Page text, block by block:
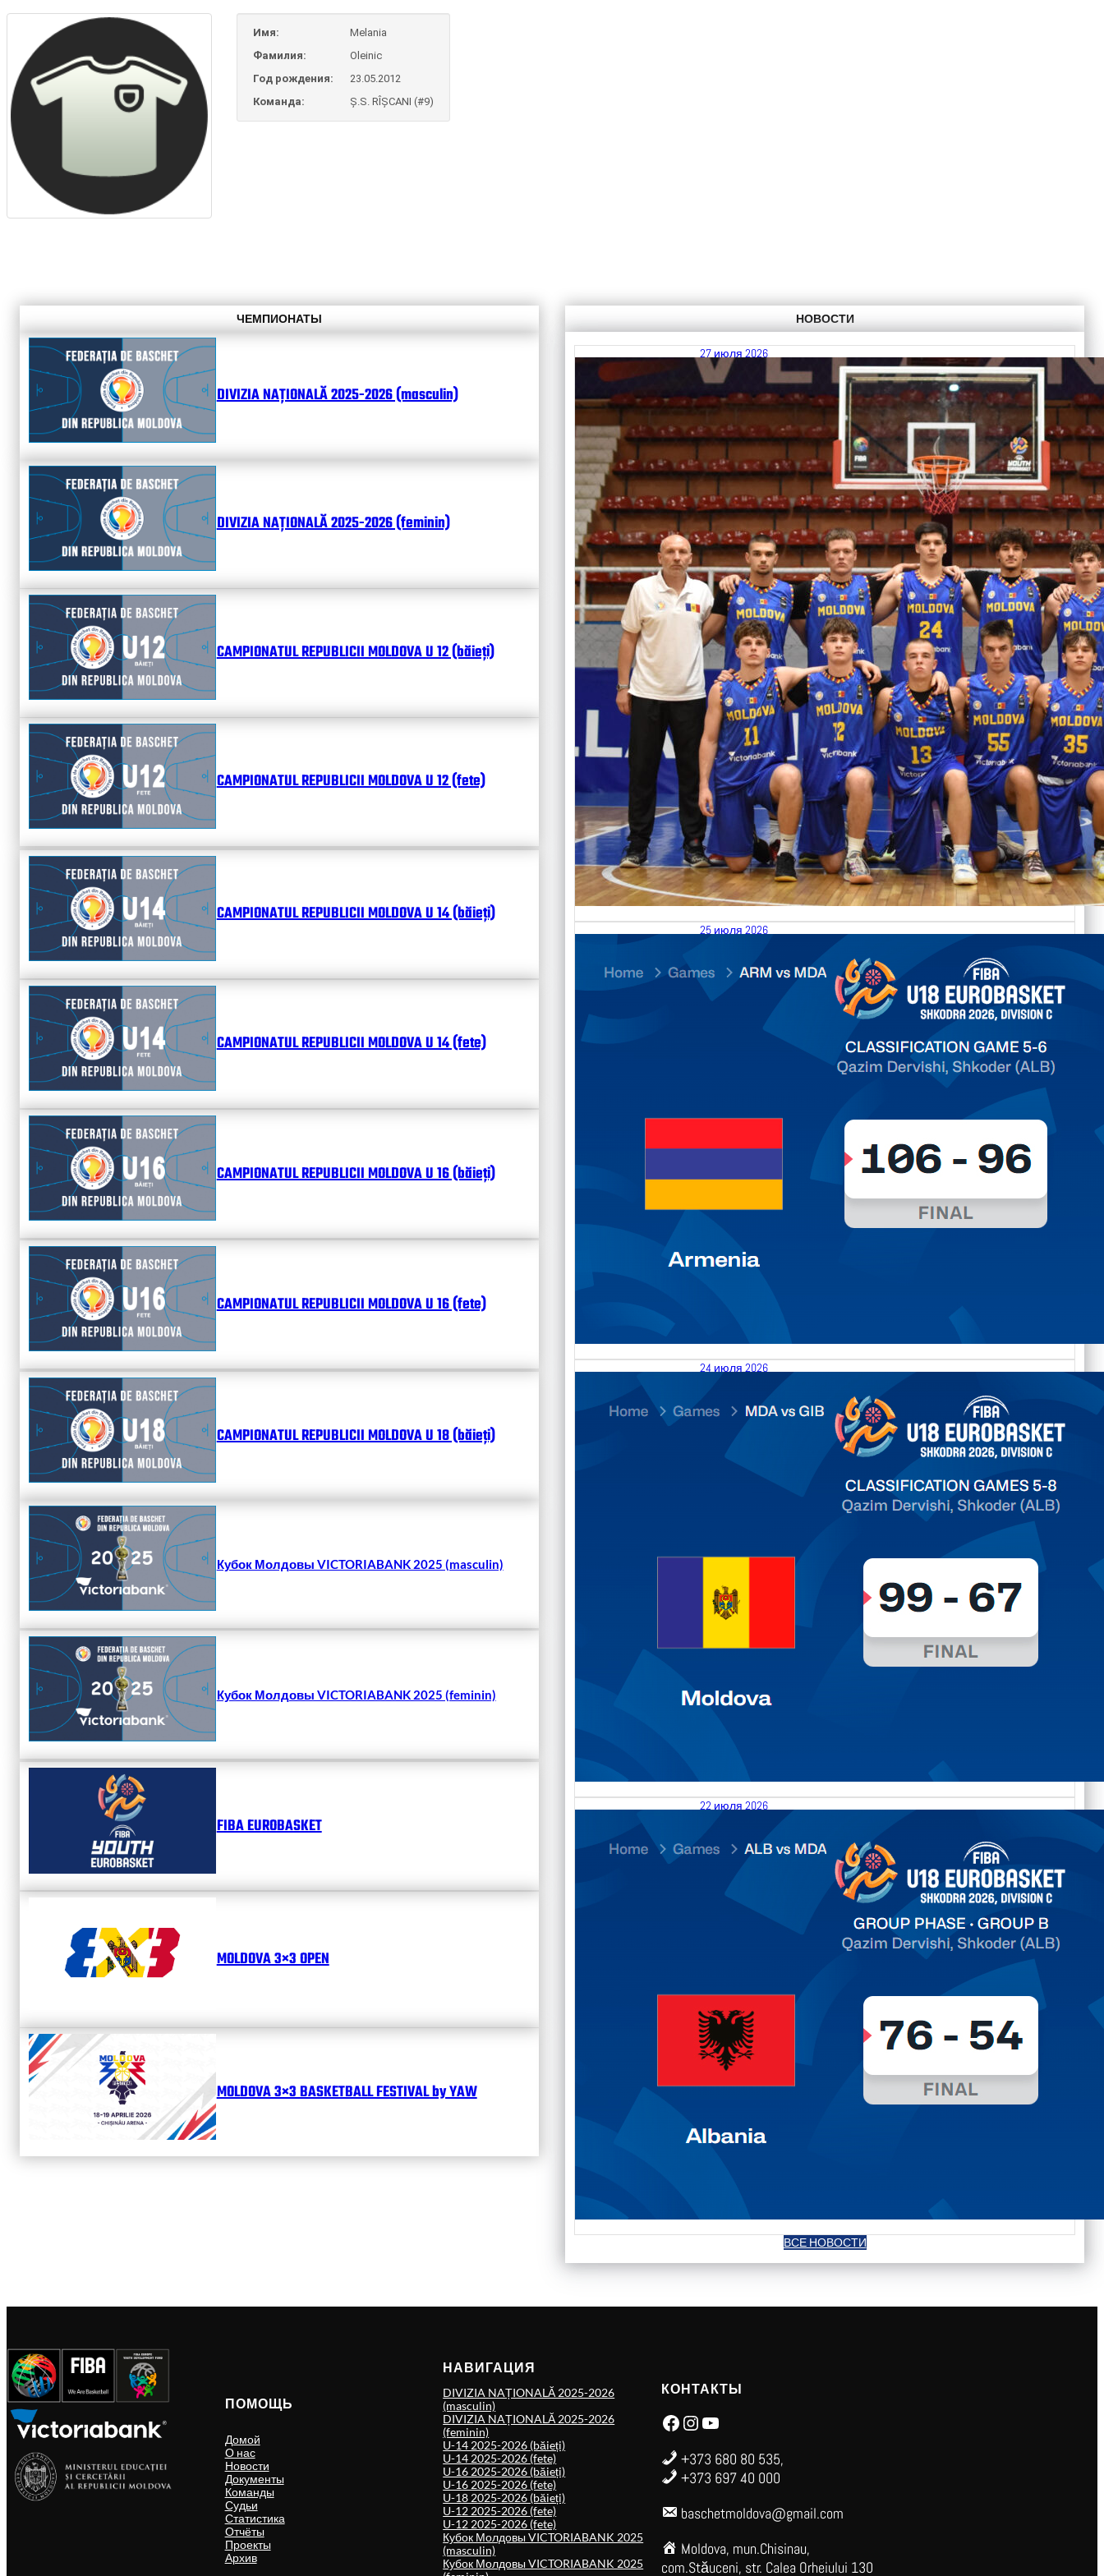
Имя:
Melania
Фамилия:
Oleinic
Год рождения:
23.05.2012
Команда:
Ș.S. RÎȘCANI (#9)
ЧЕМПИОНАТЫ
DIVIZIA NAȚIONALĂ 2025-2026 (masculin)
DIVIZIA NAȚIONALĂ 2025-2026 (feminin)
CAMPIONATUL REPUBLICII MOLDOVA U 12 (băieți)
CAMPIONATUL REPUBLICII MOLDOVA U 12 (fete)
CAMPIONATUL REPUBLICII MOLDOVA U 14 (băieți)
CAMPIONATUL REPUBLICII MOLDOVA U 14 (fete)
CAMPIONATUL REPUBLICII MOLDOVA U 16 (băieți)
CAMPIONATUL REPUBLICII MOLDOVA U 16 (fete)
CAMPIONATUL REPUBLICII MOLDOVA U 18 (băieți)
Кубок Молдовы VICTORIABANK 2025 (masculin)
Кубок Молдовы VICTORIABANK 2025 (feminin)
FIBA EUROBASKET
MOLDOVA 3×3 OPEN
MOLDOVA 3×3 BASKETBALL FESTIVAL by YAW
НОВОСТИ
27 июля 2026
Итоги FIBA U18 EuroBasket 2026, Division C
КалендарьТаблица Выберите Обзор Статистика Матч сыгран 0
Читать далее
25 июля 2026
26.07.2026 Armenia vs Moldova FIBA U18 EuroBasket 2026,
Division C
КалендарьТаблица Выберите Обзор Статистика Матч сыгран 0
Читать далее
24 июля 2026
25.07.2026 Moldova vs Gibraltar FIBA U18 EuroBasket 2026,
Division C
КалендарьТаблица Выберите Обзор Статистика Матч сыгран 0
Читать далее
22 июля 2026
23.07.2026 Albania vs Moldova FIBA U18 EuroBasket 2026,
Division C
КалендарьТаблица Выберите Обзор Статистика Матч сыгран 0
Читать далее
ВСЕ НОВОСТИ
ПОМОЩЬ
Домой
О нас
Новости
Документы
Команды
Судьи
Статистика
Отчёты
Проекты
Архив
НАВИГАЦИЯ
DIVIZIA NAȚIONALĂ 2025-2026
(masculin)
DIVIZIA NAȚIONALĂ 2025-2026
(feminin)
U-14 2025-2026 (băieți)
U-14 2025-2026 (fete)
U-16 2025-2026 (băieți)
U-16 2025-2026 (fete)
U-18 2025-2026 (băieți)
U-12 2025-2026 (fete)
U-12 2025-2026 (fete)
Кубок Молдовы VICTORIABANK 2025
(masculin)
Кубок Молдовы VICTORIABANK 2025
КОНТАКТЫ
Facebook Instagram YouTube
+373 680 80 535,
+373 697 40 000
baschetmoldova@gmail.com
Moldova, mun.Chisinau,
com.Stăuceni, str. Calea Orheiului 130